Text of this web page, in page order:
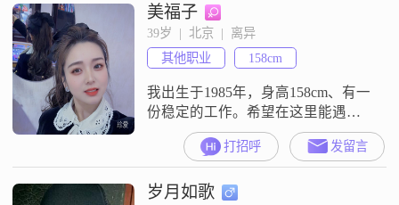
观积极，总是能给身边的人带来欢
笑##3002##我随和易相处，耐心包
容，善于倾听他人的想法和感受
##3002##我热爱电影，喜欢在闲暇
时光观看各种
美福子
39岁  |  北京  |  离异
其他职业
158cm
我出生于1985年，身高158cm、有一
份稳定的工作。希望在这里能遇到
一个一起吃一起逛一起玩有眼缘的
人。不要属马属羊属狗 。
打招呼 发留言
岁月如歌